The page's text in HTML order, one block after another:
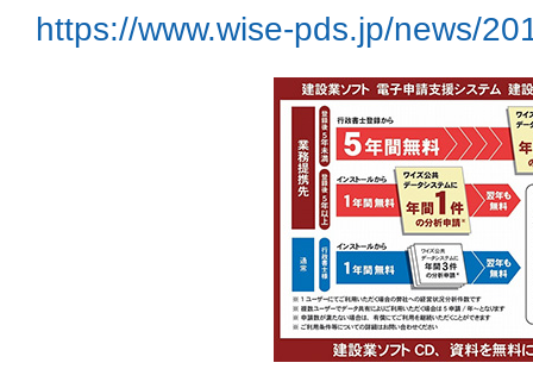
https://www.wise-pds.jp/news/